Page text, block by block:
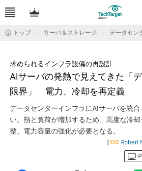
トップ サーバ＆ストレージ データセン
AIサーバの発熱で見えてきた「
限界」 電力、冷却を再定義
求められるインフラ設備の再設計
データセンターインフラにAIサーバを統
い。熱と負荷が増加するため、高度な冷
整、電力容量の強化が必要となる。
[ Robert